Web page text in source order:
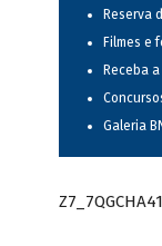
Reserva
Filmes e
Receba
Galeria